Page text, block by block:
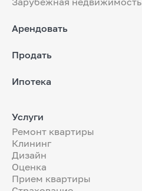
Арендовать
Продать
Ипотека
Услуги
Ремонт квартиры
Клининг
Дизайн
Оценка
Прием квартиры